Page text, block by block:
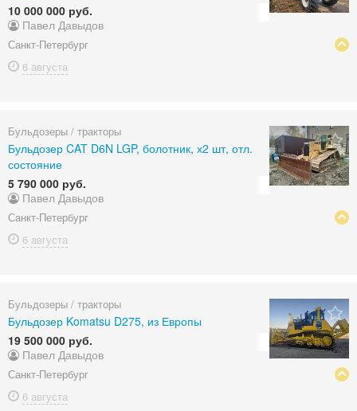
10 000 000 руб.
Павел Давыдов
Санкт-Петербург
6 августа
Бульдозеры / тракторы
Бульдозер CAT D6N LGP, болотник, х2 шт, отл.
состояние
5 790 000 руб.
Павел Давыдов
Санкт-Петербург
6 августа
Бульдозеры / тракторы
Бульдозер Komatsu D275, из Европы
19 500 000 руб.
Павел Давыдов
Санкт-Петербург
6 августа